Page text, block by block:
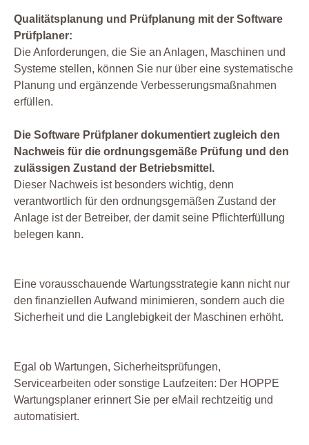
Qualitätsplanung und Prüfplanung mit der Software
Prüfplaner:
Die Anforderungen, die Sie an Anlagen, Maschinen und
Systeme stellen, können Sie nur über eine systematische
Planung und ergänzende Verbesserungsmaßnahmen
erfüllen.
Die Software Prüfplaner dokumentiert zugleich den
Nachweis für die ordnungsgemäße Prüfung und den
zulässigen Zustand der Betriebsmittel.
Dieser Nachweis ist besonders wichtig, denn
verantwortlich für den ordnungsgemäßen Zustand der
Anlage ist der Betreiber, der damit seine Pflichterfüllung
belegen kann.
Eine vorausschauende Wartungsstrategie kann nicht nur
den finanziellen Aufwand minimieren, sondern auch die
Sicherheit und die Langlebigkeit der Maschinen erhöht.
Egal ob Wartungen, Sicherheitsprüfungen,
Servicearbeiten oder sonstige Laufzeiten: Der HOPPE
Wartungsplaner erinnert Sie per eMail rechtzeitig und
automatisiert.